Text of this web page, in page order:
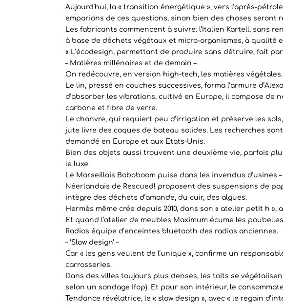
Aujourd’hui, la « transition énergétique », vers l’après-
emparions de ces questions, sinon bien des choses seront
Les fabricants commencent à suivre: l’Italien Kartell, sans
à base de déchets végétaux et micro-organismes, à qualité
« L’écodesign, permettant de produire sans détruire, fait
– Matières millénaires et de demain –
On redécouvre, en version high-tech, les matières végétales.
Le lin, pressé en couches successives, forma l’armure
d’absorber les vibrations, cultivé en Europe, il compose de
carbone et fibre de verre.
Le chanvre, qui requiert peu d’irrigation et préserve les
jute livre des coques de bateau solides. Les recherches
demandé en Europe et aux Etats-Unis.
Bien des objets aussi trouvent une deuxième vie, parfois
le luxe.
Le Marseillais Boboboom puise dans les invendus d’usines
Néerlandais de Rescued! proposent des suspensions de
intègre des déchets d’amande, du cuir, des algues.
Hermès même crée depuis 2010, dans son « atelier petit h
Et quand l’atelier de meubles Maximum écume les
Radios équipe d’enceintes bluetooth des radios anciennes.
– ‘Slow design’ –
Car « les gens veulent de l’unique », confirme un
carrosseries.
Dans des villes toujours plus denses, les toits se
selon un sondage Ifop). Et pour son intérieur, le
Tendance révélatrice, le « slow design », avec « le regain